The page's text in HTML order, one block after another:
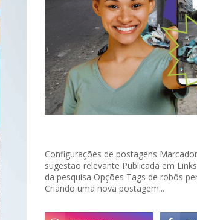
Configurações de postagens
sugestão relevante Publicada em
da pesquisa Opções Tags de robôs
Criando uma nova postagem...